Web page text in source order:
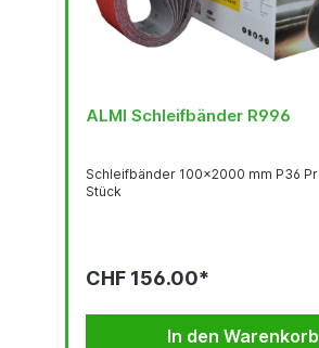
ALMI Schleifbänder R996
Schleifbänder 100x2000 mm P36 Preis per 5
Stück
CHF 156.00*
In den Warenkorb